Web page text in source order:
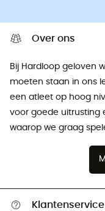
Over ons
Bij Hardloop geloven
moeten staan ​​in ons
een atleet op hoog
voor goede uitrusting
waarop we graag
Klantenservice